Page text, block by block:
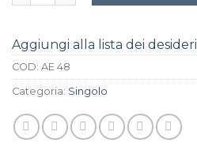
Aggiungi alla lista dei desideri
COD: AE 48
Categoria: Singolo